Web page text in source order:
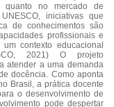
quanto no mercado de
iniciativas que
de conhecimentos são
profissionais e
contexto educacional
2021) O projeto
atender a uma demanda
docência. Como aponta
Brasil, a prática docente
o desenvolvimento de
pode despertar